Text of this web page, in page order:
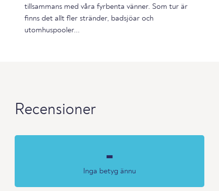
tillsammans med våra fyrbenta vänner. Som tur är
finns det allt fler stränder, badsjöar och
utomhuspooler...
Recensioner
-
Inga betyg ännu